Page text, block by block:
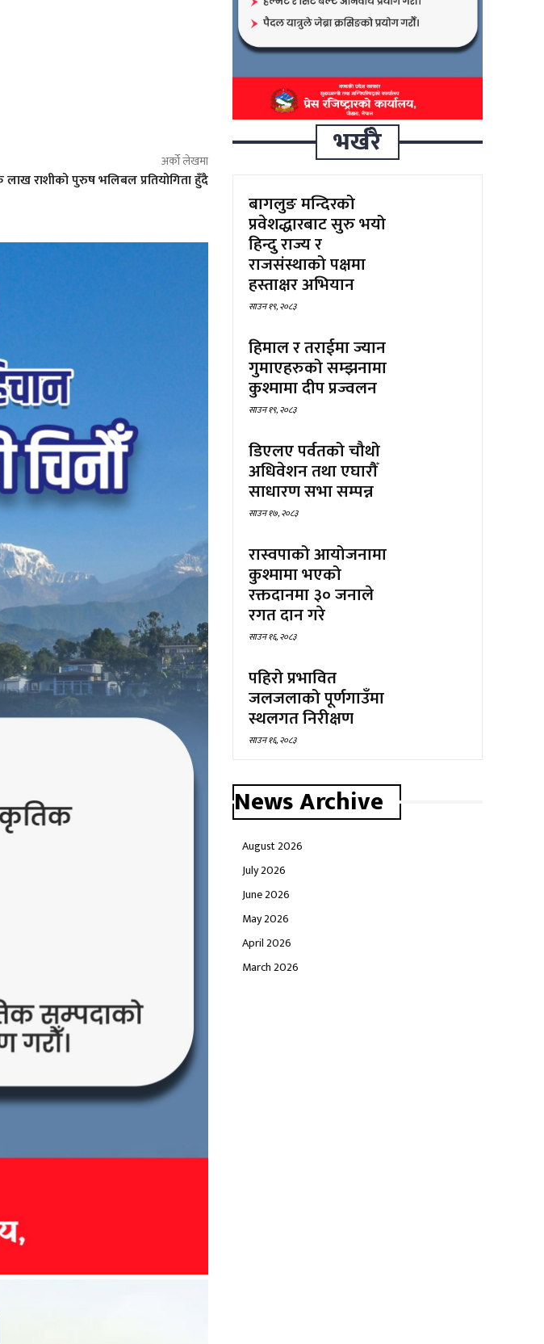
अर्को लेखमा
राशीको पुरुष भलिबल प्रतियोगिता हुँदै
भर्खरै
बागलुङ मन्दिरको
प्रवेशद्धारबाट सुरु भयो
हिन्दु राज्य र
राजसंस्थाको पक्षमा
हस्ताक्षर अभियान
साउन १९, २०८३
हिमाल र तराईमा ज्यान
गुमाएहरुको सम्झनामा
कुश्मामा दीप प्रज्वलन
साउन १९, २०८३
डिएलए पर्वतको चौथो
अधिवेशन तथा एघारौँ
साधारण सभा सम्पन्न
साउन १७, २०८३
रास्वपाको आयोजनामा
कुश्मामा भएको
रक्तदानमा ३० जनाले
रगत दान गरे
साउन १६, २०८३
पहिरो प्रभावित
जलजलाको पूर्णगाउँमा
स्थलगत निरीक्षण
साउन १६, २०८३
News Archive
August 2026
July 2026
June 2026
May 2026
April 2026
March 2026